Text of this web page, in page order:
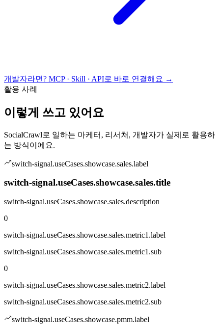
개발자라면? MCP · Skill · API로 바로 연결해요 →
활용 사례
이렇게 쓰고 있어요
SocialCrawl로 일하는 마케터, 리서처, 개발자가 실제로 활용하
는 방식이에요.
switch-signal.useCases.showcase.sales.label
switch-signal.useCases.showcase.sales.title
switch-signal.useCases.showcase.sales.description
0
switch-signal.useCases.showcase.sales.metric1.label
switch-signal.useCases.showcase.sales.metric1.sub
0
switch-signal.useCases.showcase.sales.metric2.label
switch-signal.useCases.showcase.sales.metric2.sub
switch-signal.useCases.showcase.pmm.label